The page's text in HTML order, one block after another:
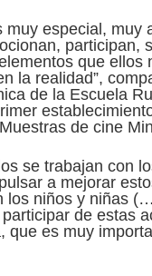
muy especial, muy
participan,
que ellos
la realidad”,
de la Escuela
de cine
se trabajan con
a mejorar
los niños y niñas
de estas
que es muy